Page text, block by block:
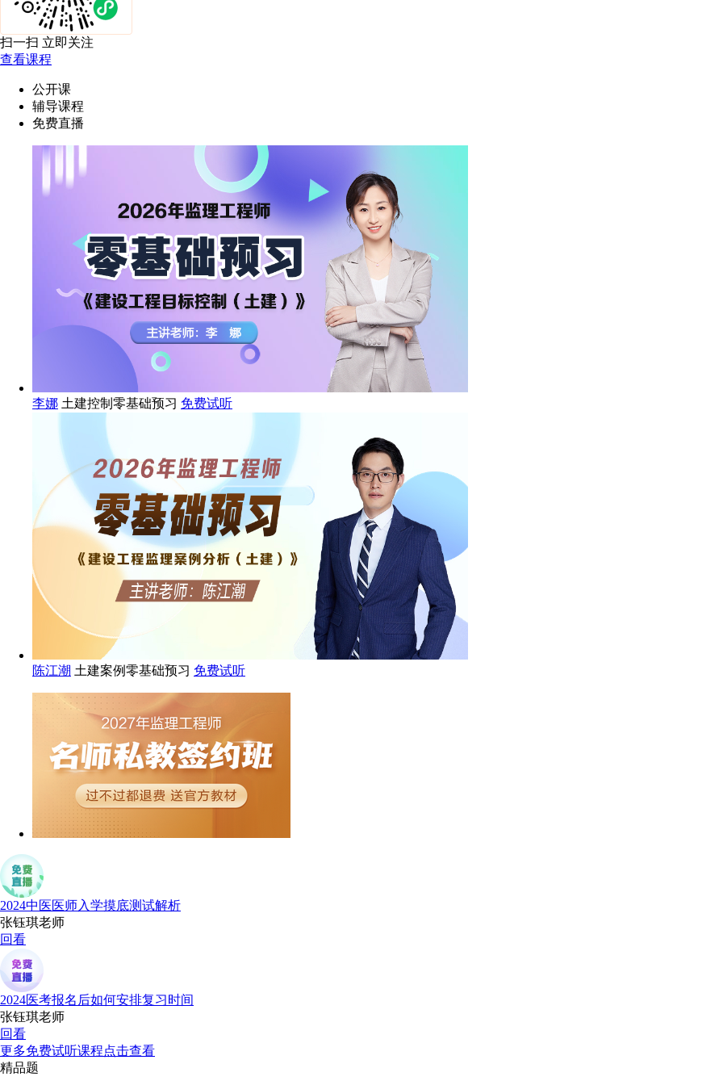
扫一扫 立即关注
查看课程
公开课
辅导课程
免费直播
李娜 土建控制零基础预习 免费试听
陈江潮 土建案例零基础预习 免费试听
2024中医医师入学摸底测试解析
张钰琪老师
回看
2024医考报名后如何安排复习时间
张钰琪老师
回看
更多免费试听课程点击查看
精品题